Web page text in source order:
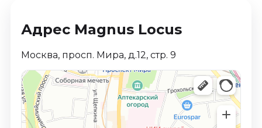
Адрес Magnus Locus
Москва, просп. Мира, д.12, стр. 9